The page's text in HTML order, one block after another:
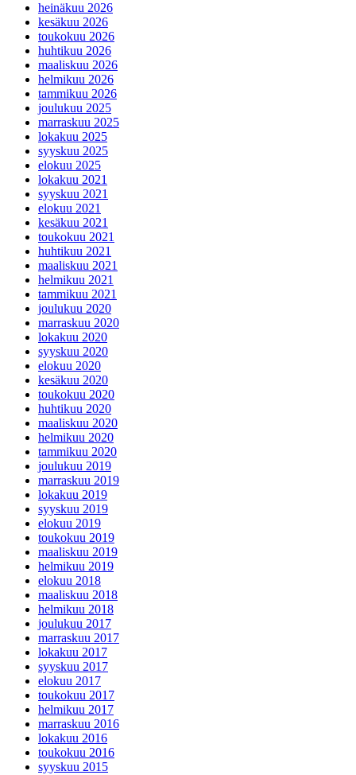
heinäkuu 2026
kesäkuu 2026
toukokuu 2026
huhtikuu 2026
maaliskuu 2026
helmikuu 2026
tammikuu 2026
joulukuu 2025
marraskuu 2025
lokakuu 2025
syyskuu 2025
elokuu 2025
lokakuu 2021
syyskuu 2021
elokuu 2021
kesäkuu 2021
toukokuu 2021
huhtikuu 2021
maaliskuu 2021
helmikuu 2021
tammikuu 2021
joulukuu 2020
marraskuu 2020
lokakuu 2020
syyskuu 2020
elokuu 2020
kesäkuu 2020
toukokuu 2020
huhtikuu 2020
maaliskuu 2020
helmikuu 2020
tammikuu 2020
joulukuu 2019
marraskuu 2019
lokakuu 2019
syyskuu 2019
elokuu 2019
toukokuu 2019
maaliskuu 2019
helmikuu 2019
elokuu 2018
maaliskuu 2018
helmikuu 2018
joulukuu 2017
marraskuu 2017
lokakuu 2017
syyskuu 2017
elokuu 2017
toukokuu 2017
helmikuu 2017
marraskuu 2016
lokakuu 2016
toukokuu 2016
syyskuu 2015